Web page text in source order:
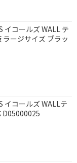
イコールズ WALL テ
ラージサイズ ブラッ
イコールズ WALLテ
D05000025